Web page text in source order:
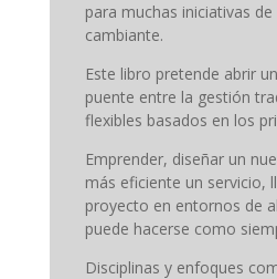
para muchas iniciativas
cambiante.
Este libro pretende abrir
puente entre la gestión
flexibles basados en los
Emprender, diseñar un
más eficiente un servicio,
proyecto en entornos de
puede hacerse como
Disciplinas y enfoques